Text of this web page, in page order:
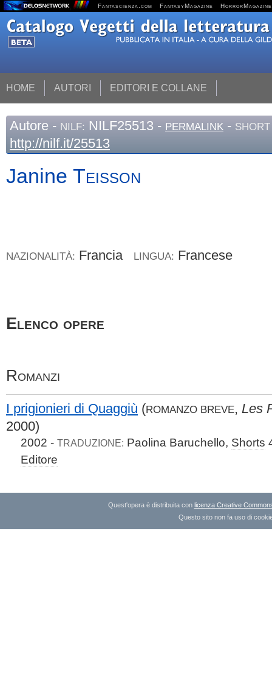
Fantascienza.com FantasyMagazine HorrorMagazine
HOME AUTORI EDITORI E COLLANE
Autore - NILF: NILF25513 - PERMALINK -
http://nilf.it/25513
Janine Teisson
NAZIONALITÀ: Francia LINGUA: Francese
Elenco opere
Romanzi
I prigionieri di Quaggiù (ROMANZO BREVE, Les
2000)
2002 - TRADUZIONE: Paolina Baruchello, Shorts
Editore
Quest'opera è distribuita con licenza Creative
Questo sito non fa uso di